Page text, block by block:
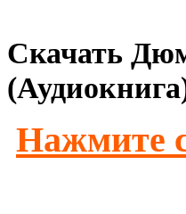
Скачать
Нажмите